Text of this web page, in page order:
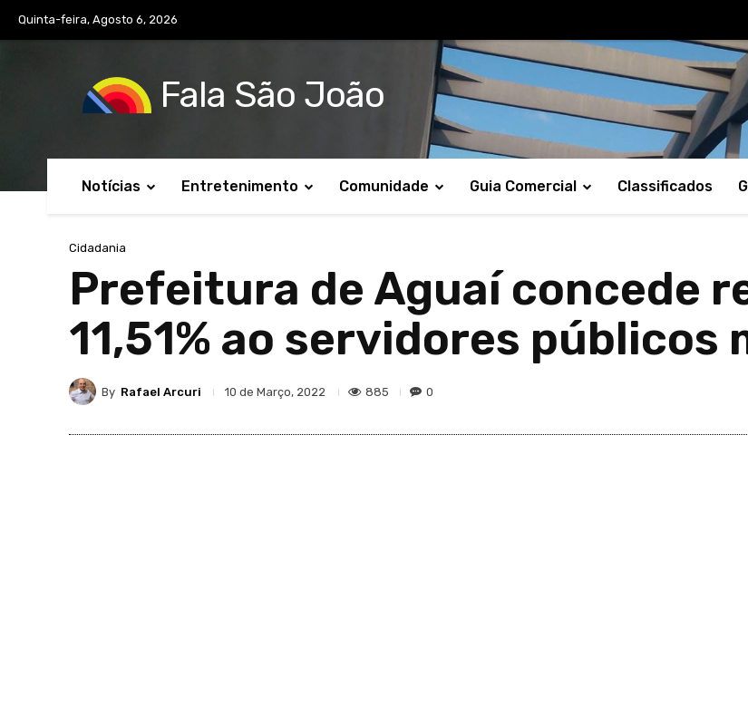
Quinta-feira, Agosto 6, 2026
Fala São João
Notícias Entretenimento Comunidade Guia Comercial Classificados
Cidadania
Prefeitura de Aguaí concede
11,51% ao servidores públicos
By Rafael Arcuri 10 de Março, 2022 885 0